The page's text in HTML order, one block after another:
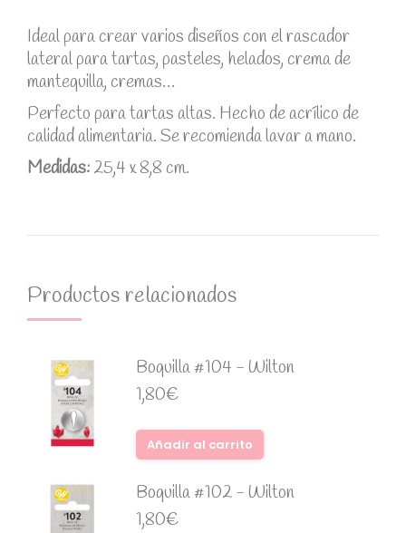
Ideal para crear varios diseños con el rascador
lateral para tartas, pasteles, helados, crema de
mantequilla, cremas…
Perfecto para tartas altas. Hecho de acrílico de
calidad alimentaria. Se recomienda lavar a mano.
Medidas:25,4 x 8,8 cm.
Productos relacionados
Boquilla #104 - Wilton
1,80€
Añadir al carrito
Boquilla #102 - Wilton
1,80€